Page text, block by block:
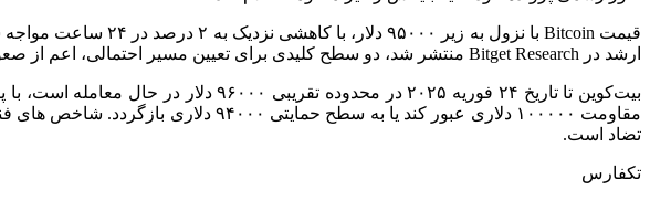
ارشد در Bitget Research منتشر شد، دو سطح کلیدی برای تعیین مسیر احتمالی، اعم از صعود یا نزول بیشتر، مشخص شده است.
مقاومت ۱۰۰۰۰۰ دلاری عبور کند یا به
تضاد است.
تکفارس